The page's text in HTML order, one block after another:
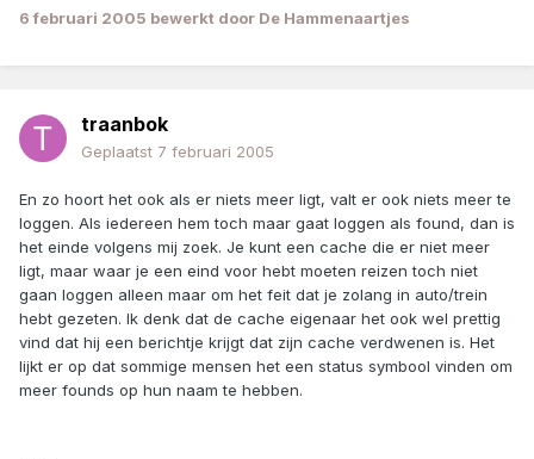
6 februari 2005 bewerkt door De Hammenaartjes
traanbok
Geplaatst 7 februari 2005
En zo hoort het ook als er niets meer ligt, valt er ook niets meer te
loggen. Als iedereen hem toch maar gaat loggen als found, dan is
het einde volgens mij zoek. Je kunt een cache die er niet meer
ligt, maar waar je een eind voor hebt moeten reizen toch niet
gaan loggen alleen maar om het feit dat je zolang in auto/trein
hebt gezeten. Ik denk dat de cache eigenaar het ook wel prettig
vind dat hij een berichtje krijgt dat zijn cache verdwenen is. Het
lijkt er op dat sommige mensen het een status symbool vinden om
meer founds op hun naam te hebben.